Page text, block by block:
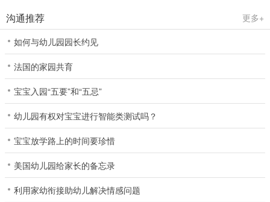
沟通推荐
更多+
如何与幼儿园园长约见
法国的家园共育
宝宝入园“五要”和“五忌”
幼儿园有权对宝宝进行智能类测试吗？
宝宝放学路上的时间要珍惜
美国幼儿园给家长的备忘录
利用家幼衔接助幼儿解决情感问题